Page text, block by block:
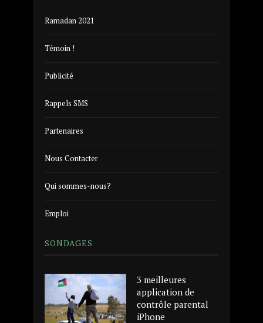
Ramadan 2021
Témoin !
Publicité
Rappels SMS
Partenaires
Nous Contacter
Qui sommes-nous?
Emploi
SONDAGES
3 meilleures
application de
contrôle parental
iPhone